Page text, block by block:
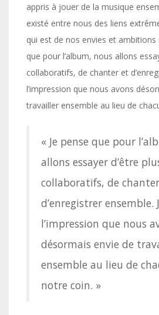
appris à jouer de la musique
existé entre nous des liens
qui est de nos envies et ambitions
que pour l’album, nous allons
collaboratifs, de chanter et
l’impression que nous avons
travailler ensemble au lieu de
« Je pense que pour
allons essayer d’être
collaboratifs, de
d’enregistrer ensemble.
l’impression que nous
désormais envie de
ensemble au lieu de
notre coin. »